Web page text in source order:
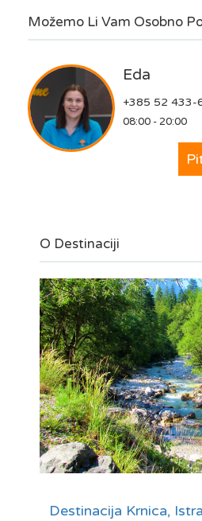
Možemo Li Vam Osobno
Eda
+385 52 433-
08:00 - 20:00
O Destinaciji
Destinacija Krnica, Istra